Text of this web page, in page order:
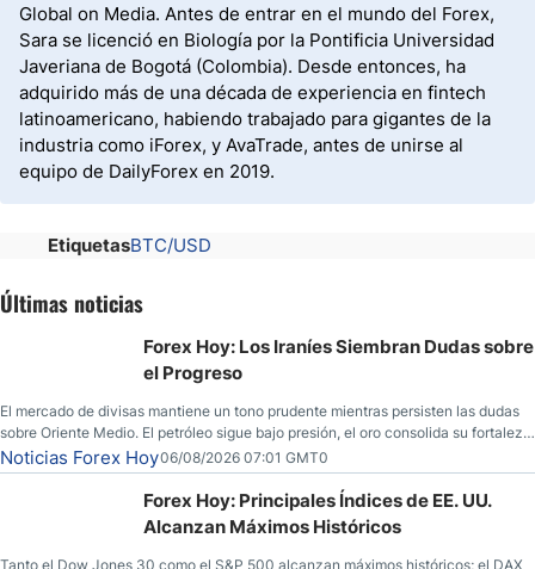
Global on Media. Antes de entrar en el mundo del Forex,
Sara se licenció en Biología por la Pontificia Universidad
Javeriana de Bogotá (Colombia). Desde entonces, ha
adquirido más de una década de experiencia en fintech
latinoamericano, habiendo trabajado para gigantes de la
industria como iForex, y AvaTrade, antes de unirse al
equipo de DailyForex en 2019.
EtiquetasBTC/USD
Últimas noticias
Forex Hoy: Los Iraníes Siembran Dudas sobre
el Progreso
El mercado de divisas mantiene un tono prudente mientras persisten las dudas
sobre Oriente Medio. El petróleo sigue bajo presión, el oro consolida su fortaleza
y los operadores esperan nuevas referencias económicas desde Estados
Unidos.
Noticias Forex Hoy06/08/2026 07:01 GMT0
Forex Hoy: Principales Índices de EE. UU.
Alcanzan Máximos Históricos
Tanto el Dow Jones 30 como el S&P 500 alcanzan máximos históricos; el DAX